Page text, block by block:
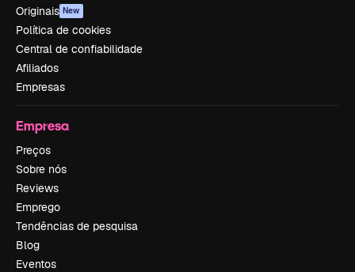
Originais New
Política de cookies
Central de confiabilidade
Afiliados
Empresas
Empresa
Preços
Sobre nós
Reviews
Emprego
Tendências de pesquisa
Blog
Eventos